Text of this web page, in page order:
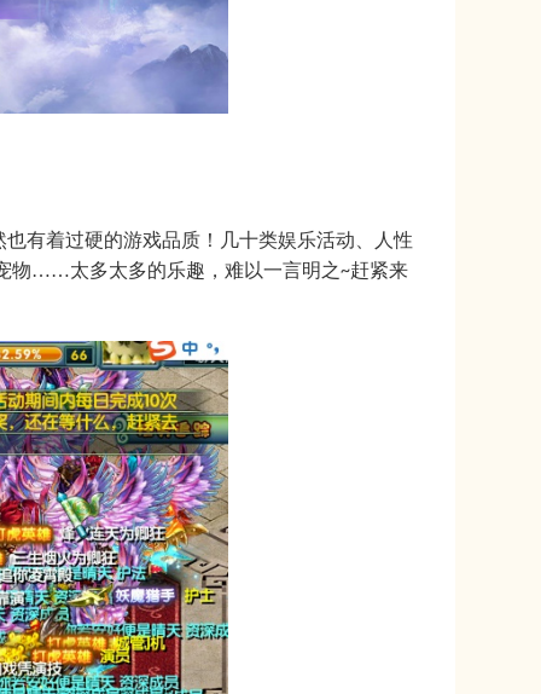
有着过硬的游戏品质！几十类娱乐活动、人性
物……太多太多的乐趣，难以一言明之~赶紧来